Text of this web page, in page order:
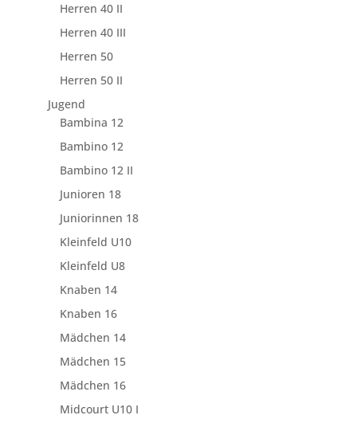
Herren 40 II
Herren 40 III
Herren 50
Herren 50 II
Jugend
Bambina 12
Bambino 12
Bambino 12 II
Junioren 18
Juniorinnen 18
Kleinfeld U10
Kleinfeld U8
Knaben 14
Knaben 16
Mädchen 14
Mädchen 15
Mädchen 16
Midcourt U10 I